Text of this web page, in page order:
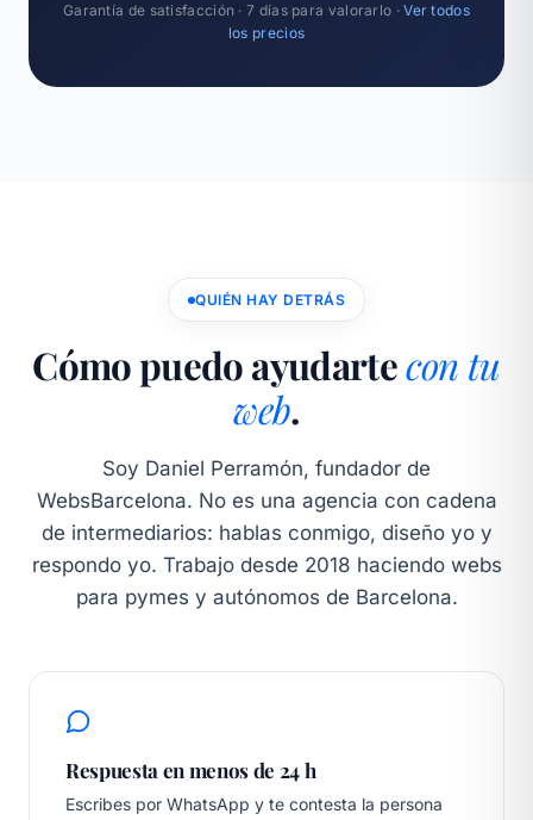
Garantía de satisfacción · 7 días para valorarlo ·Ver todos
los precios
QUIÉN HAY DETRÁS
Cómo puedo ayudartecon tu
web.
Soy Daniel Perramón, fundador de
WebsBarcelona. No es una agencia con cadena
de intermediarios: hablas conmigo, diseño yo y
respondo yo. Trabajo desde 2018 haciendo webs
para pymes y autónomos de Barcelona.
Respuesta en menos de 24 h
Escribes por WhatsApp y te contesta la persona